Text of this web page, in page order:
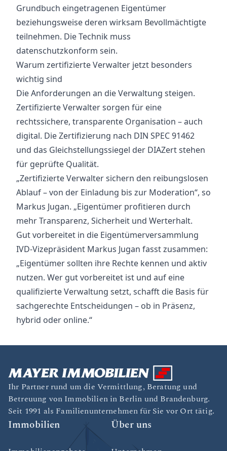
Grundbuch eingetragenen Eigentümer
beziehungsweise deren wirksam Bevollmächtigte
teilnehmen. Die Technik muss
datenschutzkonform sein.
Warum zertifizierte Verwalter jetzt besonders
wichtig sind
Die Anforderungen an die Verwaltung steigen.
Zertifizierte Verwalter sorgen für eine
rechtssichere, transparente Organisation – auch
digital. Die Zertifizierung nach DIN SPEC 91462
und das Gleichstellungssiegel der DIAZert stehen
für geprüfte Qualität.
„Zertifizierte Verwalter sichern den reibungslosen
Ablauf – von der Einladung bis zur Moderation“, so
Markus Jugan. „Eigentümer profitieren durch
mehr Transparenz, Sicherheit und Werterhalt.
Gut vorbereitet in die Eigentümerversammlung
IVD-Vizepräsident Markus Jugan fasst zusammen:
„Eigentümer sollten ihre Rechte kennen und aktiv
nutzen. Wer gut vorbereitet ist und auf eine
qualifizierte Verwaltung setzt, schafft die Basis für
sachgerechte Entscheidungen – ob in Präsenz,
hybrid oder online.“
Ihr Partner rund um die Vermittlung, Beratung und
Betreuung von Immobilien in Berlin und Brandenburg.
Seit 1991 als Familienunternehmen für Sie vor Ort tätig.
Immobilien Über uns